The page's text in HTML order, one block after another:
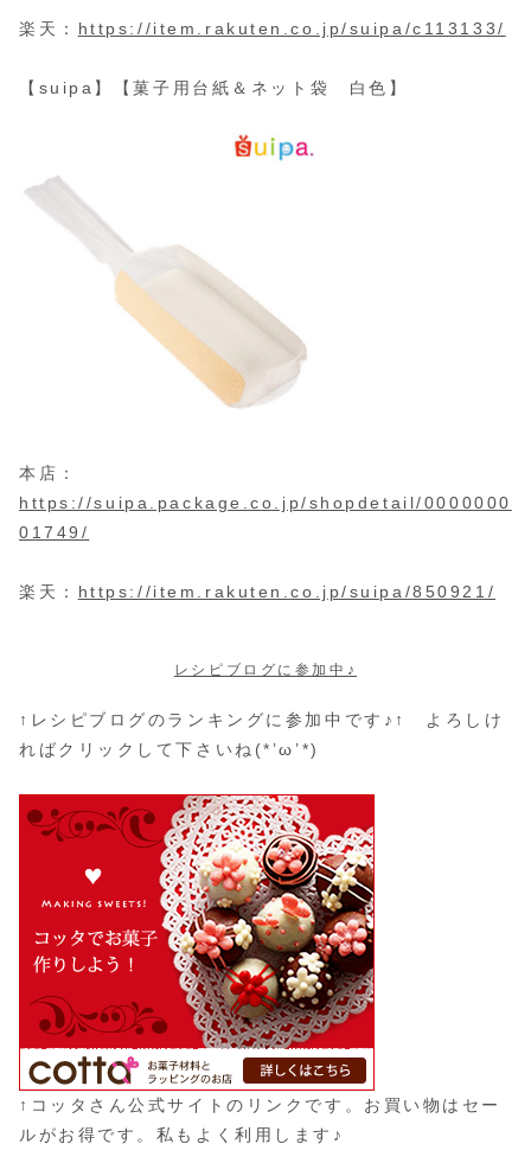
楽天： https://item.rakuten.co.jp/suipa/c113133/
【suipa】【菓子用台紙＆ネット袋 白色】
本店：
https://suipa.package.co.jp/shopdetail/0000000
01749/
楽天： https://item.rakuten.co.jp/suipa/850921/
レシピブログに参加中♪
↑レシピブログのランキングに参加中です♪↑ よろしけ
ればクリックして下さいね(*’ω’*)
↑コッタさん公式サイトのリンクです。お買い物はセー
ルがお得です。私もよく利用します♪